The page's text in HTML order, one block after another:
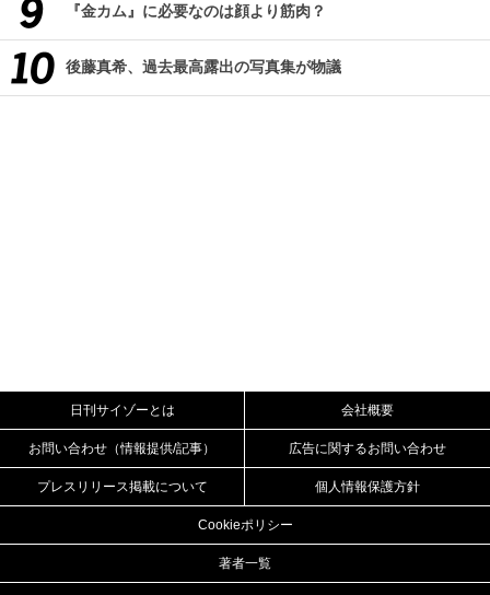
『金カム』に必要なのは顔より筋肉？
後藤真希、過去最高露出の写真集が物議
日刊サイゾーとは 会社概要
お問い合わせ（情報提供/記事） 広告に関するお問い合わせ
プレスリリース掲載について 個人情報保護方針
Cookieポリシー
著者一覧